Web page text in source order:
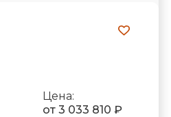
Цена:
от 3 033 810 ₽